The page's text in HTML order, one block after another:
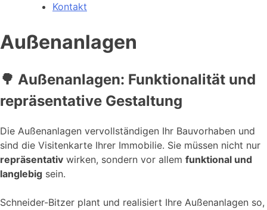
Kontakt
Außenanlagen
🌳 Außenanlagen: Funktionalität und
repräsentative Gestaltung
Die Außenanlagen vervollständigen Ihr Bauvorhaben und
sind die Visitenkarte Ihrer Immobilie. Sie müssen nicht nur
repräsentativ wirken, sondern vor allem funktional und
langlebig sein.
Schneider-Bitzer plant und realisiert Ihre Außenanlagen so,